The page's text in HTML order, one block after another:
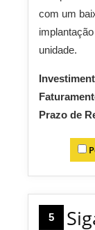
com um
unidade.
Prazo de
5